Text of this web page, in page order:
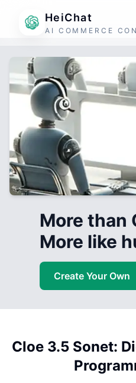
HeiChat
AI COMMERCE
More than
More like
Create Your Own
Cloe 3.5 Sonet: